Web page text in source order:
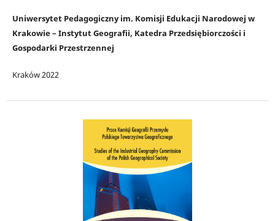
Uniwersytet Pedagogiczny im. Komisji Edukacji Narodowej w
Krakowie – Instytut Geografii, Katedra Przedsiębiorczości i
Gospodarki Przestrzennej
Kraków 2022